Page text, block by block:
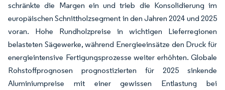
schränkte die Margen ein und trieb die Konsolidierung im
europäischen Schnittholzsegment in den Jahren 2024 und 2025
voran. Hohe Rundholzpreise in wichtigen Lieferregionen
belasteten Sägewerke, während Energieeinsätze den Druck für
energieintensive Fertigungsprozesse weiter erhöhten. Globale
Rohstoffprognosen prognostizierten für 2025 sinkende
Aluminiumpreise mit einer gewissen Entlastung bei